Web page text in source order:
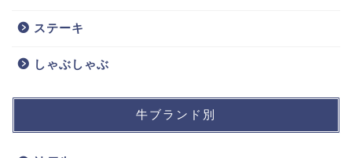
ステーキ
しゃぶしゃぶ
牛ブランド別